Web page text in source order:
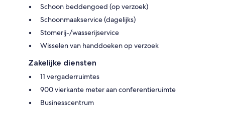
Schoon beddengoed (op verzoek)
Schoonmaakservice (dagelijks)
Stomerij-/wasserijservice
Wisselen van handdoeken op verzoek
Zakelijke diensten
11 vergaderruimtes
900 vierkante meter aan conferentieruimte
Businesscentrum